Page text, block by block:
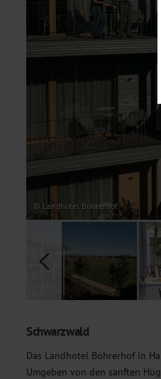
© Landhotel Bohrerhof
Schwarzwald
Das Landhotel Bohrerhof in
Umgeben von den sanften